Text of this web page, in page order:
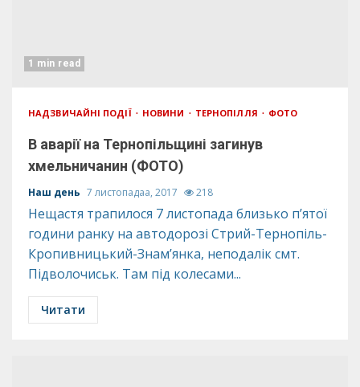
1 min read
НАДЗВИЧАЙНІ ПОДІЇ НОВИНИ ТЕРНОПІЛЛЯ ФОТО
В аварії на Тернопільщині загинув
хмельничанин (ФОТО)
Наш день 7 листопадаа, 2017 218
Нещастя трапилося 7 листопада близько п’ятої
години ранку на автодорозі Стрий-Тернопіль-
Кропивницький-Знам’янка, неподалік смт.
Підволочиськ. Там під колесами...
Читати